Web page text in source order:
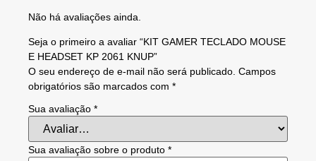
Não há avaliações ainda.
Seja o primeiro a avaliar “KIT GAMER TECLADO MOUSE
E HEADSET KP 2061 KNUP”
O seu endereço de e-mail não será publicado. Campos
obrigatórios são marcados com *
Sua avaliação *
Sua avaliação sobre o produto *